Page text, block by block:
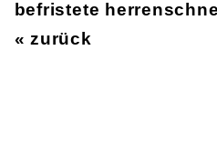
befristete
« zurück